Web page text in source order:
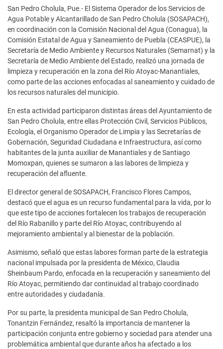
San Pedro Cholula, Pue.- El Sistema Operador de los Servicios de
Agua Potable y Alcantarillado de San Pedro Cholula (SOSAPACH),
en coordinación con la Comisión Nacional del Agua (Conagua), la
Comisión Estatal de Agua y Saneamiento de Puebla (CEASPUE), la
Secretaría de Medio Ambiente y Recursos Naturales (Semarnat) y la
Secretaría de Medio Ambiente del Estado, realizó una jornada de
limpieza y recuperación en la zona del Río Atoyac-Manantiales,
como parte de las acciones enfocadas al saneamiento y cuidado de
los recursos naturales del municipio.
En esta actividad participaron distintas áreas del Ayuntamiento de
San Pedro Cholula, entre ellas Protección Civil, Servicios Públicos,
Ecología, el Organismo Operador de Limpia y las Secretarías de
Gobernación, Seguridad Ciudadana e Infraestructura, así como
habitantes de la junta auxiliar de Manantiales y de Santiago
Momoxpan, quienes se sumaron a las labores de limpieza y
recuperación del afluente.
El director general de SOSAPACH, Francisco Flores Campos,
destacó que el agua es un recurso fundamental para la vida, por lo
que este tipo de acciones fortalecen los trabajos de recuperación
del Río Rabanillo y parte del Río Atoyac, contribuyendo al
mejoramiento ambiental y al bienestar de la población.
Asimismo, señaló que estas labores forman parte de la estrategia
nacional impulsada por la presidenta de México, Claudia
Sheinbaum Pardo, enfocada en la recuperación y saneamiento del
Río Atoyac, permitiendo dar continuidad al trabajo coordinado
entre autoridades y ciudadanía.
Por su parte, la presidenta municipal de San Pedro Cholula,
Tonantzin Fernández, resaltó la importancia de mantener la
participación conjunta entre gobierno y sociedad para atender una
problemática ambiental que durante años ha afectado a los